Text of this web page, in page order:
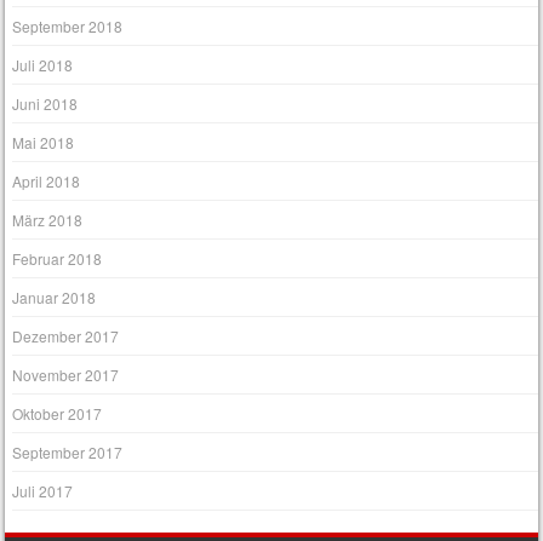
September 2018
Juli 2018
Juni 2018
Mai 2018
April 2018
März 2018
Februar 2018
Januar 2018
Dezember 2017
November 2017
Oktober 2017
September 2017
Juli 2017